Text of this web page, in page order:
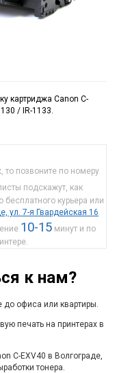
картриджа Canon C-
/ IR-1133.
то позвоните по номеру
подскажут, как
курьера или
ул. 7-я Гвардейская 16
10-15 минут и по
к нам?
офиса или квартиры.
печать на принтерах в
C-EXV40 в Волгограде,
тонера.